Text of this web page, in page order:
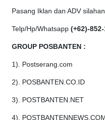
Pasang Iklan dan ADV
Telp/Hp/Whatsapp (+62)-
GROUP POSBANTEN :
1). Postserang.com
2). POSBANTEN.CO.ID
3). POSTBANTEN.NET
4). POSTBANTENNEWS.COM